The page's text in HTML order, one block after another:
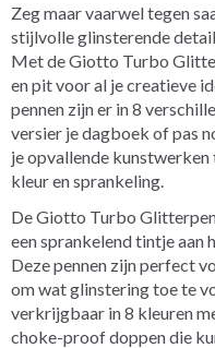
Zeg maar vaarwel tegen
stijlvolle glinsterende
Met de Giotto Turbo
en pit voor al je creatieve
pennen zijn er in 8
versier je dagboek of pas
je opvallende
kleur en sprankeling.
De Giotto Turbo
een sprankelend tintje aan
Deze pennen zijn perfect
om wat glinstering toe te
verkrijgbaar in 8 kleuren
choke-proof doppen die